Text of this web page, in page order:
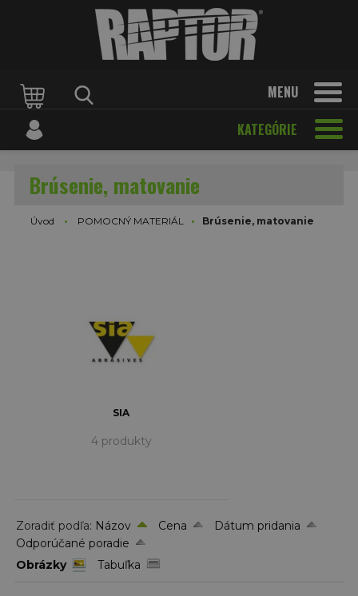
MENU
KATEGÓRIE
Brúsenie, matovanie
Úvod POMOCNÝ MATERIÁL Brúsenie, matovanie
SIA
4 produkty
Zoradiť podľa: Názov Cena
Dátum pridania
Odporúčané poradie
Obrázky
Tabuľka